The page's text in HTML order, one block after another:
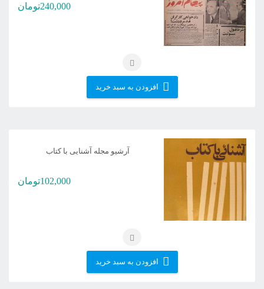
240,000تومان
افزودن به سبد خرید
آرشیو مجله آشنایی با کتاب
102,000تومان
افزودن به سبد خرید